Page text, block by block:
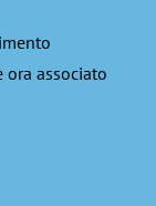
associato